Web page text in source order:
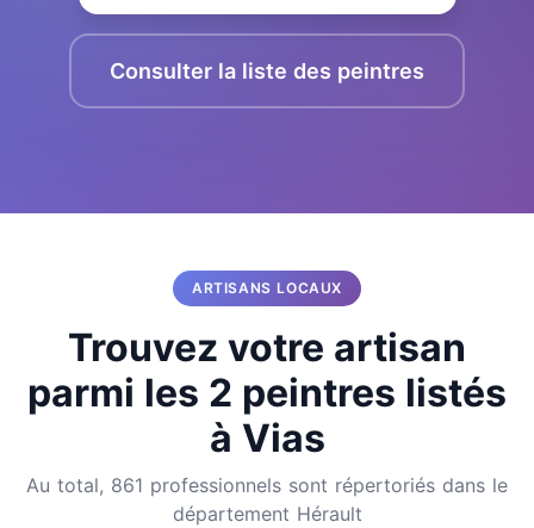
Consulter la liste des peintres
ARTISANS LOCAUX
Trouvez votre artisan
parmi les 2 peintres listés
à Vias
Au total, 861 professionnels sont répertoriés dans le
département Hérault